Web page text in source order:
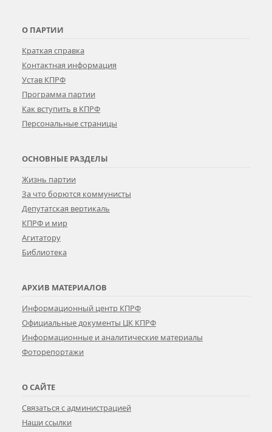
О ПАРТИИ
Краткая справка
Контактная информация
Устав КПРФ
Программа партии
Как вступить в КПРФ
Персональные страницы
ОСНОВНЫЕ РАЗДЕЛЫ
Жизнь партии
За что борются коммунисты
Депутатская вертикаль
КПРФ и мир
Агитатору
Библиотека
АРХИВ МАТЕРИАЛОВ
Информационный центр КПРФ
Официальные документы ЦК КПРФ
Информационные и аналитические материалы
Фоторепортажи
О САЙТЕ
Связаться с администрацией
Наши ссылки